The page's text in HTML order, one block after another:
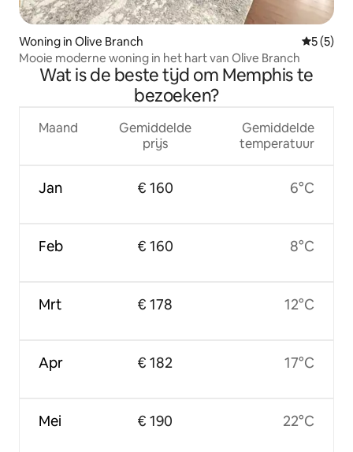
Woning in Olive Branch
5 (5)
Mooie moderne woning in het hart van Olive Branch
Wat is de beste tijd om Memphis te
bezoeken?
Maand
Jan
Feb
Mrt
Apr
Mei
Gemiddelde
prijs
€ 160
€ 160
€ 178
€ 182
€ 190
Gemiddelde
temperatuur
6°C
8°C
12°C
17°C
22°C